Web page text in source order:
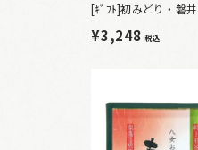
[ｷﾞﾌﾄ]初みどり・磐
¥3,248税込